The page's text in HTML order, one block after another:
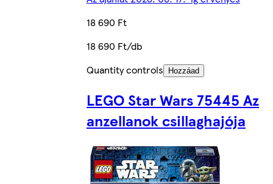
18 690 Ft
18 690 Ft/db
Quantity controls
Hozzáad
LEGO Star Wars 75445 Az
anzellanok csillaghajója